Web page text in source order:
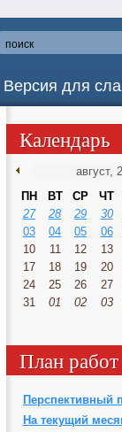
Версия для
Календарь
ПН ВТ СР ЧТ
27
28 29 30
03
04 05 06
10
11 12 13
17
18 19 20
24
25 26 27
31
01 02 03
План работ
Перспективный
На текущий